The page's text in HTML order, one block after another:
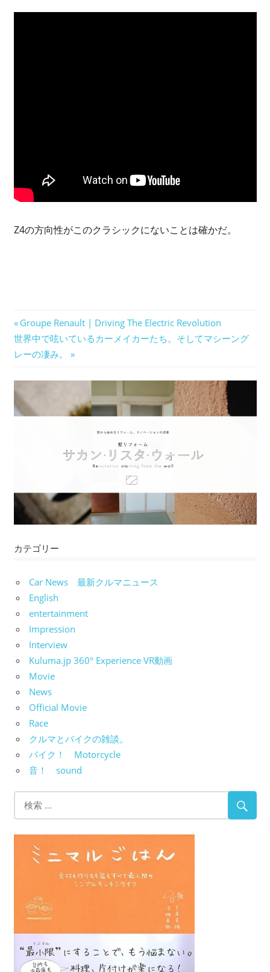
Z4の方向性がこのクラシックにないことは確かだ。
投
稿
ビ
ゲ
ョ
ン
前
の
記
Groupe Renault | Driving The Electric Revolution
次
の
世界中で呟いているカーメイカーたち。そしてマシーング
レーの凄み。
カテゴリー
Car News 最新クルマニュース
English
entertainment
Impression
Interview
Kuluma.jp 360° Experience VR動画
Movie
News
Official Movie
Race
クルマとバイクの雑談。
バイク！ Motorcycle
音！ sound